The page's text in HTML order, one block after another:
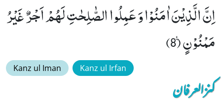
اِنَّ الَّذِیْنَ اٰمَنُوْا وَ عَمِلُوا الصّٰلِحٰتِ لَهُمْ اَجْرٌ غَیْرُ
مَمْنُوْنٍ۠ (8)
Kanz ul Iman Kanz ul Irfan
کنزالعرفان